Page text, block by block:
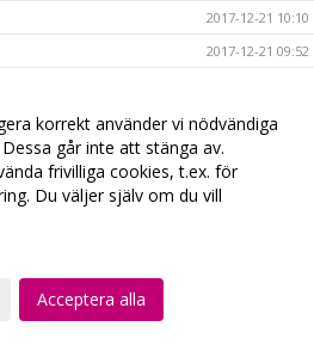
2017-12-21 10:10
2017-12-21 09:52
2017-12-17 01:35
2017-12-15 20:16
2017-12-15 20:13
korrekt använder vi nödvändiga
går inte att stänga av.
frivilliga cookies, t.ex. för
Du väljer själv om du vill
Acceptera alla